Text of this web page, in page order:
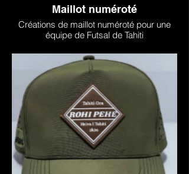
Maillot numéroté
Créations de maillot numéroté pour une
équipe de Futsal de Tahiti